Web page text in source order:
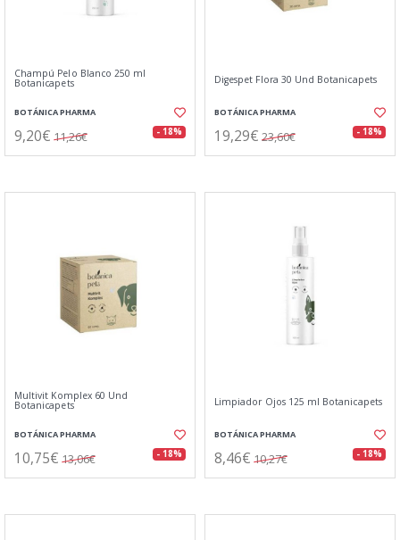
Champú Pelo Blanco 250 ml
Botanicapets
BOTÁNICA PHARMA
9,20€ 11,26€ - 18%
Digespet Flora 30 Und Botanicapets
BOTÁNICA PHARMA
19,29€ 23,60€ - 18%
Multivit Komplex 60 Und
Botanicapets
BOTÁNICA PHARMA
10,75€ 13,06€ - 18%
Limpiador Ojos 125 ml Botanicapets
BOTÁNICA PHARMA
8,46€ 10,27€ - 18%